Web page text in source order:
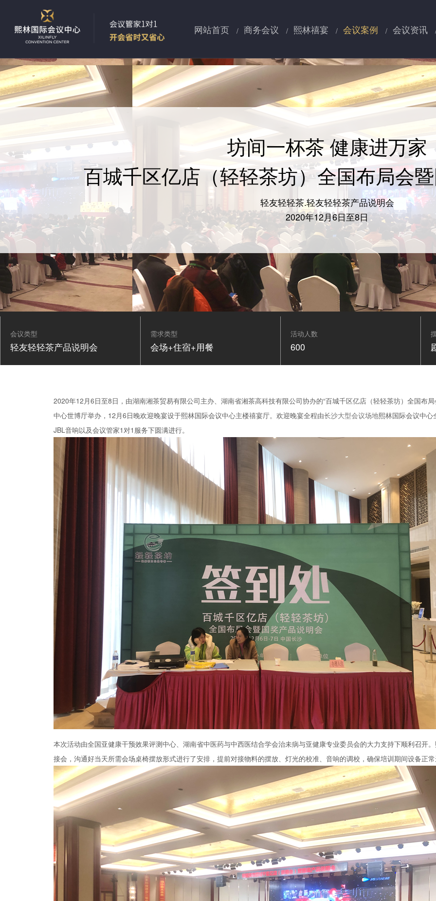
网站首页 商务会议 熙林禧宴 会议案例 会议资讯
坊间一杯茶 健康进万家
百城千区亿店（轻轻茶坊）全国布局会
轻友轻轻茶.轻友轻轻茶产品说明会
2020年12月6日至8日
会议类型
轻友轻轻茶产品说明会
需求类型
会场+住宿+用餐
活动人数
600
2020年12月6日至8日，由湖南湘茶贸易有限公司主办、湖南省湘茶高科技有限公司协办的“百城千区亿店（轻轻茶坊）全国布
中心世博厅举办，12月6日晚欢迎晚宴设于熙林国际会议中心主楼禧宴厅。欢迎晚宴全程由长沙大型会议场地熙林国际会议中心
JBL音响以及会议管家1对1服务下圆满进行。
本次活动由全国亚健康干预效果评测中心、湖南省中医药与中西医结合学会治未病与亚健康专业委员会的大力支持下顺利召开
接会，沟通好当天所需会场桌椅摆放形式进行了安排，提前对接物料的摆放、灯光的校准、音响的调校，确保培训期间设备正